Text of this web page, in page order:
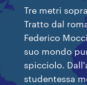
Tre metri
Tratto dal
Federico
suo mondo
spicciolo.
studentessa